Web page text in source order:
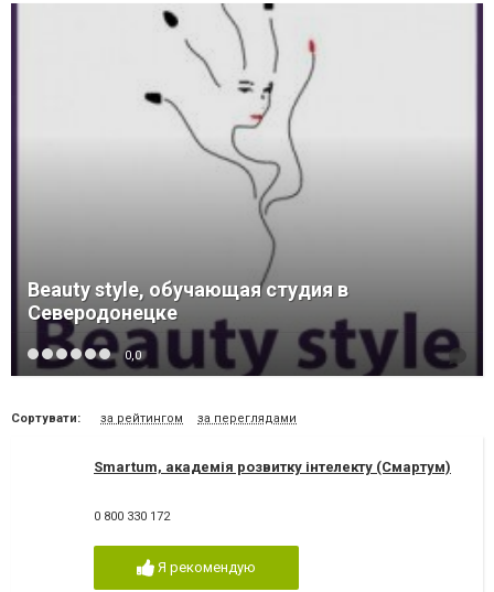
Beauty style, обучающая студия в
Северодонецке
0,0
Сортувати: за рейтингом за переглядами
Smartum, академія розвитку інтелекту (Смартум)
0 800 330 172
Я рекомендую